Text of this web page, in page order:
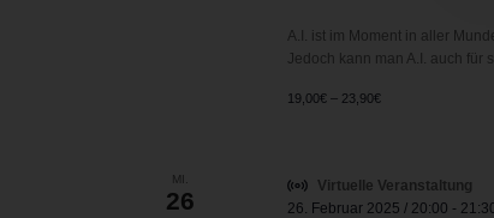
A.I. ist im Moment in aller
Jedoch kann man A.I. auch für
19,00€ – 23,90€
MI.
26
26. Februar 2025 / 20:00 -
Virtuelle Veranstaltung